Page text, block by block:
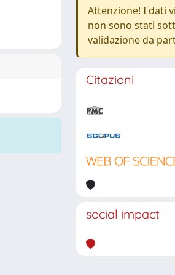
Attenzione! I dati
non sono stati
validazione da
Citazioni
social impact